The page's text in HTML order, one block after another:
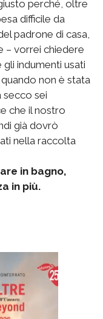
perché, oltre
difficile da
padrone di casa,
– vorrei chiedere
indumenti usati
non è stata
secco sei
che il nostro
già dovrò
nella raccolta
in bagno,
in più.